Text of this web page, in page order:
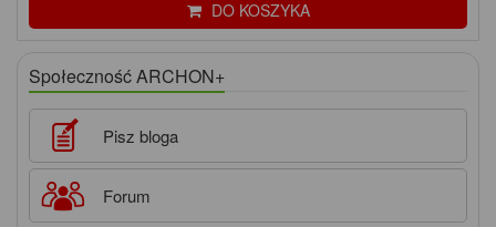
DO KOSZYKA
Społeczność ARCHON+
Pisz bloga
Forum